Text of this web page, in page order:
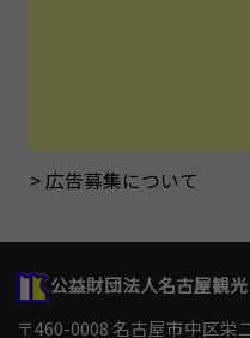
広告募集について
公益財団法人名古屋観
〒460-0008 名古屋市中区栄